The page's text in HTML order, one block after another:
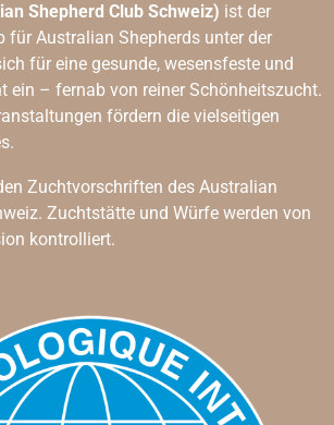
Shepherd Club Schweiz) ist der
für Australian Shepherds unter der
für eine gesunde, wesensfeste und
ein – fernab von reiner Schönheitszucht.
fördern die vielseitigen
Zuchtvorschriften des Australian
Zuchtstätte und Würfe werden von
kontrolliert.